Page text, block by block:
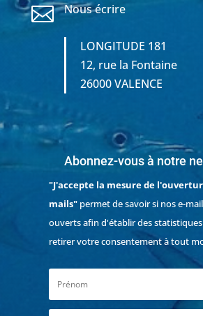
 Nous écrire
LONGITUDE 181
12, rue la Fontaine
26000 VALENCE
Abonnez-vous à notre
"J'accepte la mesure de
mails"permet de savoir si nos e-
ouverts afin d'établir des
retirer votre consentement à tout